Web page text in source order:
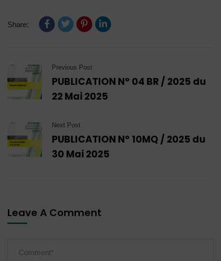
Share:
Previous Post
PUBLICATION N° 04 BR / 2025 du
22 Mai 2025
Next Post
PUBLICATION N° 10MQ / 2025 du
30 Mai 2025
Leave A Comment